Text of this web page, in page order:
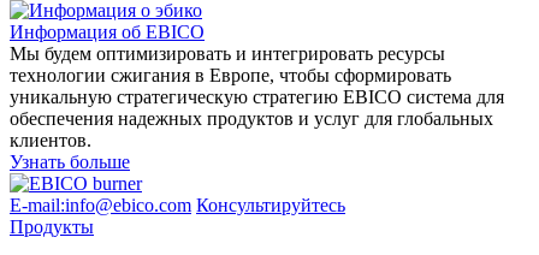
Информация об EBICO
Мы будем оптимизировать и интегрировать ресурсы
технологии сжигания в Европе, чтобы сформировать
уникальную стратегическую стратегию EBICO система для
обеспечения надежных продуктов и услуг для глобальных
клиентов.
Узнать больше
E-mail:info@ebico.com Консультируйтесь
Продукты